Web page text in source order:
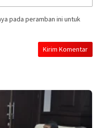
pada peramban ini untuk